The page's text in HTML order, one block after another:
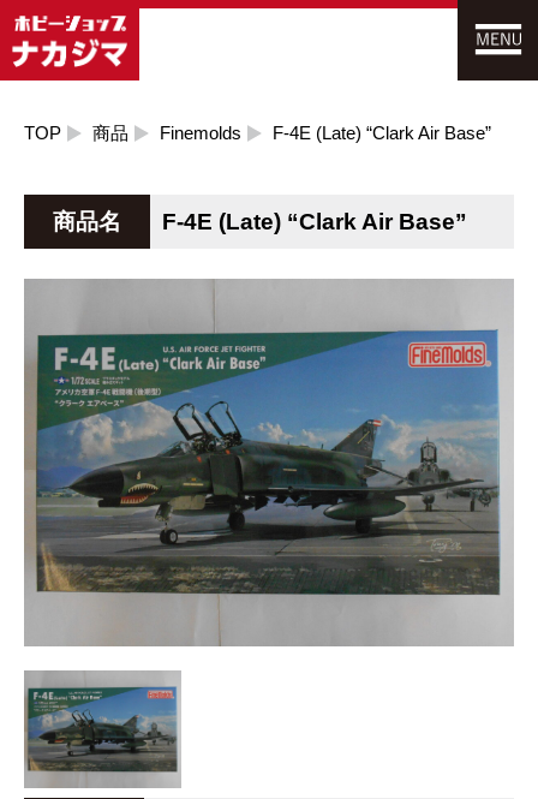
TOP 商品 Finemolds F-4E (Late) “Clark Air Base”
商品名 F-4E (Late) “Clark Air Base”